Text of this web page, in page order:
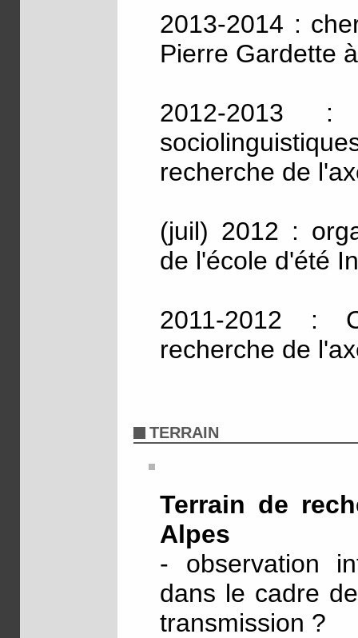
2013-2014 :
Pierre Gardette
2012-2013 :
recherche de
(juil) 2012 :
de l'école d'été
2011-2012 :
recherche de
TERRAIN
Terrain de
Alpes
- observation
dans le cadre
transmission ?